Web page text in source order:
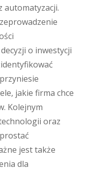
automatyzacji.
o inwestycji
jakie firma chce
Kolejnym
oraz
jest także
dla